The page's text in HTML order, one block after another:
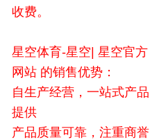
收费。
星空体育-星空| 星空官方
网站 的销售优势：
自生产经营，一站式产品
提供
产品质量可靠，注重商誉